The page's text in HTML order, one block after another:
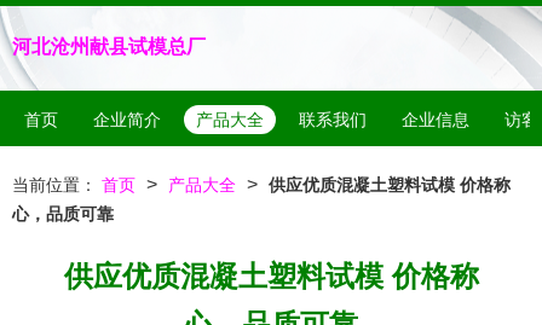
河北沧州献县试模总厂
首页 企业简介 产品大全 联系我们 企业信息 访客
当前位置： 首页 > 产品大全 > 供应优质混凝土塑料试模 价格称
心，品质可靠
供应优质混凝土塑料试模 价格称